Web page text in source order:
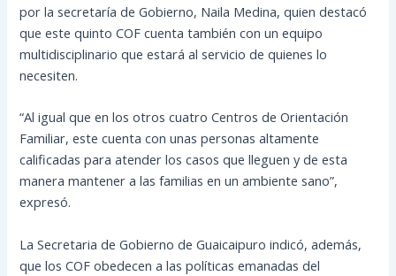
por la secretaría de Gobierno, Naila Medina, quien destacó
que este quinto COF cuenta también con un equipo
multidisciplinario que estará al servicio de quienes lo
necesiten.
“Al igual que en los otros cuatroCentros de Orientación
Familiar, este cuenta con unas personas altamente
calificadas para atender los casos que lleguen y de esta
manera mantener a las familias en un ambiente sano”,
expresó.
La Secretaria de Gobierno de Guaicaipuro indicó, además,
que los COF obedecen a las políticas emanadas del